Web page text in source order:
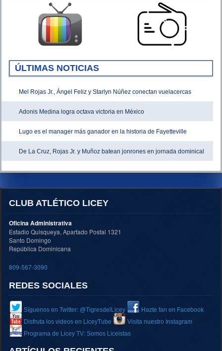
ÚLTIMAS NOTICIAS
Mel Rojas Jr., Ángel Feliz y Starlyn Núñez conectan vuelacercas
Adonis Medina logra octava victoria en México
Lugo es el manager más ganador en la historia de Fayetteville
De La Cruz, Rojas Jr. y Muñoz batean jonrones en jornada dominical
CLUB ATLÉTICO LICEY
Oficina Administrativa
Estadio Quisqueya, Apartado Postal 1321
Santo Domingo
República Dominicana
809-567-3090
REDES SOCIALES
Síguenos en Twitter: @TigresdelLicey
Hazte fan en Facebook
Disfruta los videos en LiceyTube
Visita nuestro Instagram
Programa de Licey TV: Somos Liceistas